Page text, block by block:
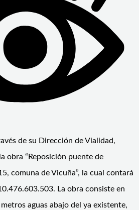
de su Dirección de Vialidad,
obra “Reposición puente de
comuna de Vicuña”, la cual contará
La obra consiste en
aguas abajo del ya existente,